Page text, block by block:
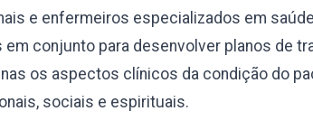
e enfermeiros especializados em
em conjunto para desenvolver planos de
os aspectos clínicos da condição do
sociais e espirituais.